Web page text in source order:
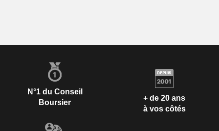
N°1 du Conseil
Boursier
+ de 20 ans
à vos côtés